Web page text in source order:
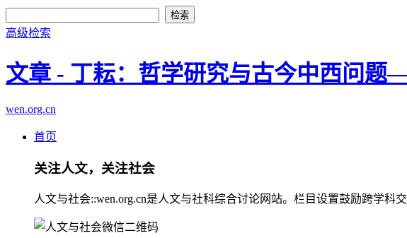
高级检索
文章 - 丁耘：哲学研究与古今中西问
wen.org.cn
首页
关注人文，关注社会
人文与社会::wen.org.cn是人文与社科综合讨论网站。栏目设置鼓励跨学